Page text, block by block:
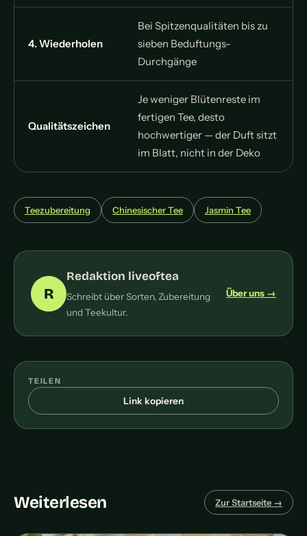
4. Wiederholen
Bei Spitzenqualitäten bis zu
sieben Beduftungs-
Durchgänge
Qualitätszeichen
Je weniger Blütenreste im
fertigen Tee, desto
hochwertiger — der Duft sitzt
im Blatt, nicht in der Deko
Teezubereitung Chinesischer Tee Jasmin Tee
R
Redaktion liveoftea
Schreibt über Sorten, Zubereitung
und Teekultur.
Über uns →
TEILEN
Link kopieren
Weiterlesen Zur Startseite →